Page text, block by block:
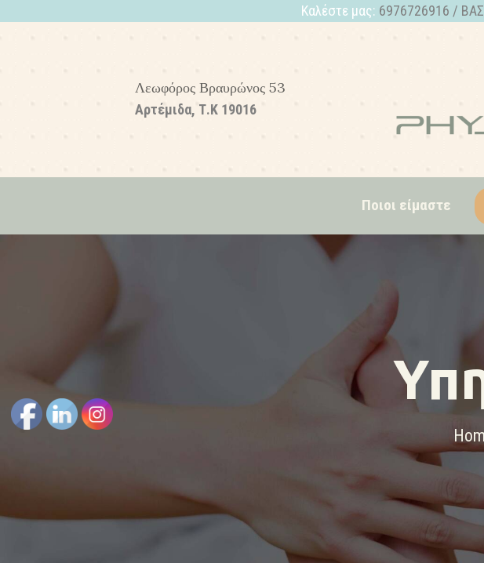
Καλέστε μας: 6976726916 /
Λεωφόρος Βραυρώνος 53
Αρτέμιδα, Τ.Κ 19016
Ποιοι είμαστε